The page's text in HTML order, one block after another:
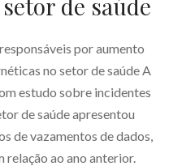
de saúde
por aumento
no setor de saúde A
estudo sobre incidentes
de saúde apresentou
de vazamentos de dados,
relação ao ano anterior.